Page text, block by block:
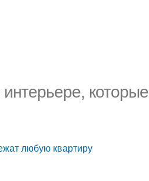
которые
любую квартиру